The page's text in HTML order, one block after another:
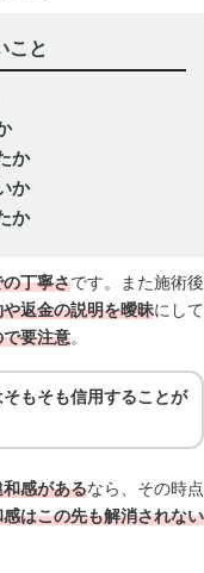
こと
か
か
か
丁寧さです。また施術後
返金の説明を曖昧にして
で要注意。
もそも信用することが
和感があるなら、その時点
はこの先も解消されない